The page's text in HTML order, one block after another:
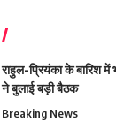
राहुल-प्रियंका के बारिश
ने बुलाई बड़ी बैठक
Breaking News